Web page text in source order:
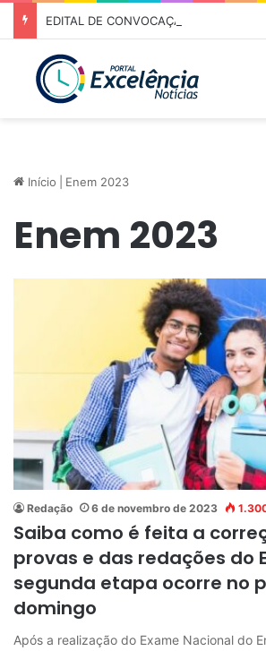
Início Enem 2023
Enem 2023
Redação 6 de novembro de 2023
Saiba como é feita a
provas e das redações do
segunda etapa ocorre no
domingo
Após a realização do Exame Nacional do